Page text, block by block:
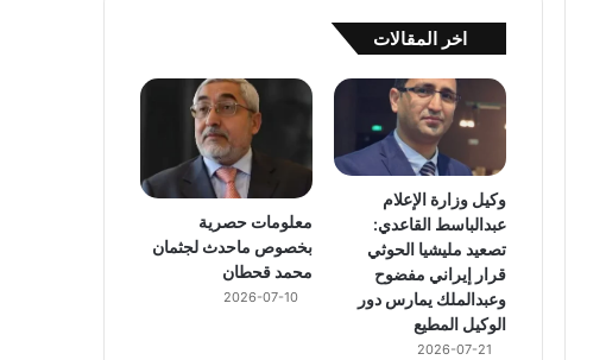
اخر المقالات
وكيل وزارة الإعلام
عبدالباسط القاعدي:
تصعيد مليشيا الحوثي
قرار إيراني مفضوح
وعبدالملك يمارس دور
الوكيل المطيع
2026-07-21
معلومات حصرية
بخصوص ماحدث لجثمان
محمد قحطان
2026-07-10